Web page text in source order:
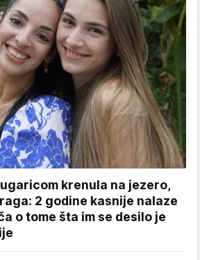
krenula na jezero,
2 godine kasnije nalaze
o tome šta im se desilo je